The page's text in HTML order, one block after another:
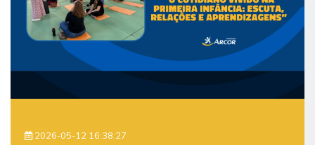
2026-05-12 16:38:27